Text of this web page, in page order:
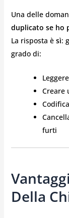
Una delle
duplicato se ho
La risposta è sì:
grado di:
Creare
furti
Della